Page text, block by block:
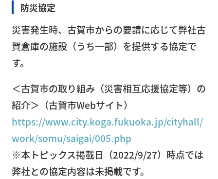
ト
ピ
ッ
ク
採
用
サ
イ
防災協定
災害発生時、古賀市からの要請に応じて弊社古
賀倉庫の施設（うち一部）を提供する協定で
す。
＜古賀市の取り組み（災害相互応援協定等）の
紹介＞（古賀市Webサイト）
https://www.city.koga.fukuoka.jp/cityhall/
work/somu/saigai/005.php
※本トピックス掲載日（2022/9/27）時点では
弊社との協定内容は未掲載です。